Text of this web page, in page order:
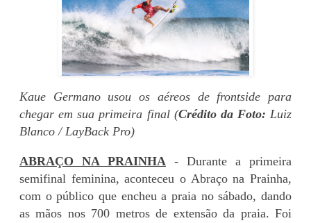
Kaue Germano usou os aéreos de frontside para
chegar em sua primeira final (Crédito da Foto: Luiz
Blanco / LayBack Pro)
ABRAÇO NA PRAINHA - Durante a primeira
semifinal feminina, aconteceu o Abraço na Prainha,
com o público que encheu a praia no sábado, dando
as mãos nos 700 metros de extensão da praia. Foi